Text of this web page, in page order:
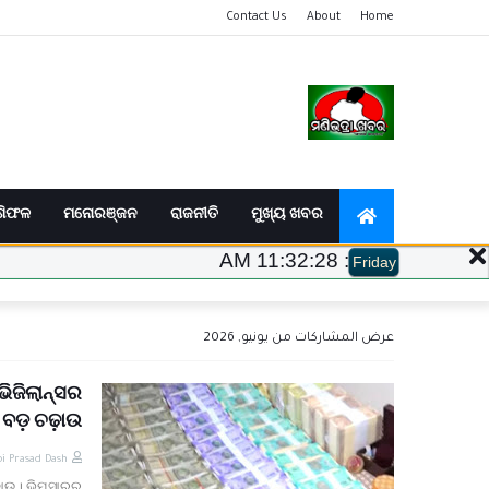
Home
About
Contact Us
ମୁଖ୍ୟ ଖବର
ରାଜନୀତି
ମନୋରଞ୍ଜନ
Friday
:
11:32:30 AM
عرض المشاركات من يونيو, 2026
ବଡ଼ ଚଢ଼ାଉ
Prasad Dash